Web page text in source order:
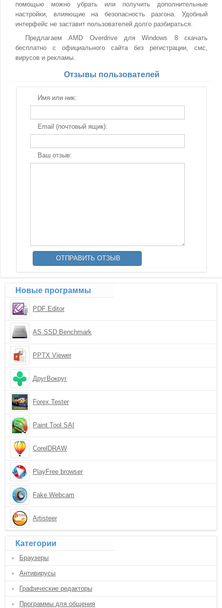
помощью можно убрать или получить дополнительные
настройки, влияющие на безопасность разгона. Удобный
интерфейс не заставит пользователей долго разбираться.
Предлагаем AMD Overdrive для Windows 8 скачать
бесплатно с официального сайта без регистрации, смс,
вирусов и рекламы.
Отзывы пользователей
Имя или ник:
Email (почтовый ящик):
Ваш отзыв:
Новые программы
PDF Editor
AS SSD Benchmark
PPTX Viewer
ДругВокруг
Forex Tester
Paint Tool SAI
CorelDRAW
PlayFree browser
Fake Webcam
Artisteer
Категории
Браузеры
Антивирусы
Графические редакторы
Программы для общения